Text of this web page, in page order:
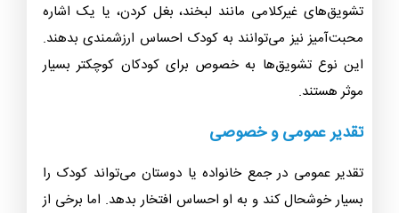
تشویق‌های غیرکلامی مانند لبخند، بغل کردن، یا یک اشاره
محبت‌آمیز نیز می‌توانند به کودک احساس ارزشمندی بدهند.
این نوع تشویق‌ها به خصوص برای کودکان کوچکتر بسیار
موثر هستند.
تقدیر عمومی و خصوصی
تقدیر عمومی در جمع خانواده یا دوستان می‌تواند کودک را
بسیار خوشحال کند و به او احساس افتخار بدهد. اما برخی از